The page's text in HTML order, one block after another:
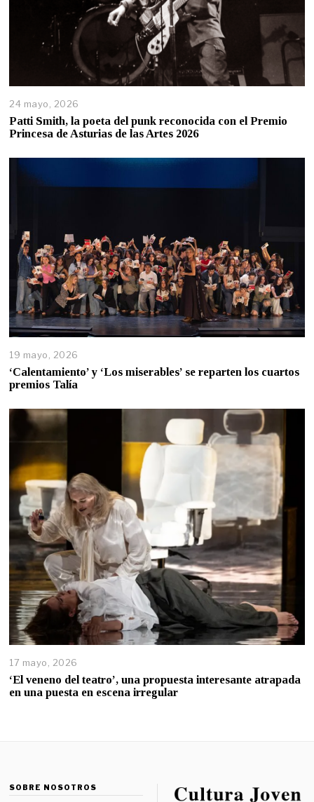
24 mayo, 2026
Patti Smith, la poeta del punk reconocida con el Premio
Princesa de Asturias de las Artes 2026
19 mayo, 2026
‘Calentamiento’ y ‘Los miserables’ se reparten los cuartos
premios Talía
17 mayo, 2026
‘El veneno del teatro’, una propuesta interesante atrapada
en una puesta en escena irregular
SOBRE NOSOTROS